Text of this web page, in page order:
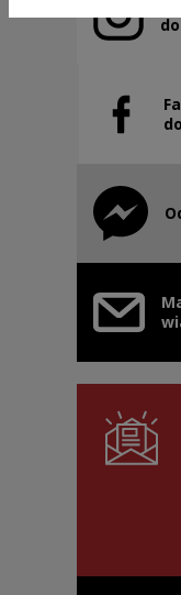
Note, the
Note, the
Note, the